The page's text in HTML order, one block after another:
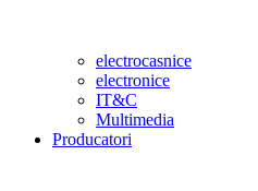
electrocasnice
electronice
IT&C
Multimedia
Producatori